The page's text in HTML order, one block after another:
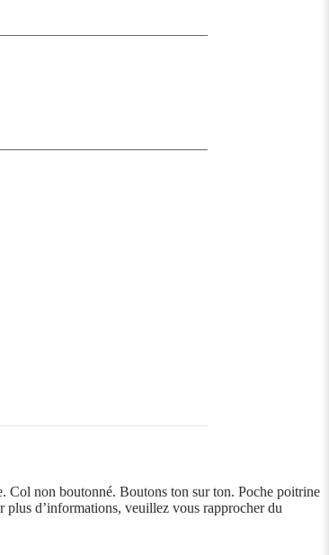
Col non boutonné. Boutons ton sur ton. Poche poitrine
d’informations, veuillez vous rapprocher du